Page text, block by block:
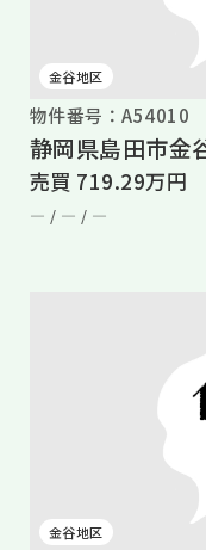
金谷地区
物件番号：A54010
静岡県島田市金
売買 719.29万円
― / ― / ―
金谷地区